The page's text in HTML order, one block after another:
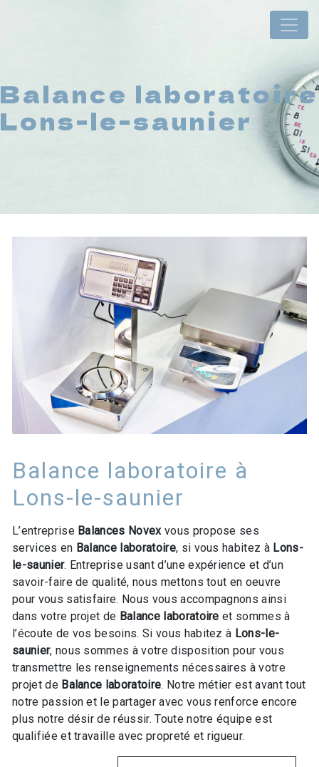
Balance laboratoire
Lons-le-saunier
Balance laboratoire à
Lons-le-saunier
L’entreprise Balances Novexvous propose ses
services en Balance laboratoire, si vous habitez à Lons-
le-saunier. Entreprise usant d’une expérience et d’un
savoir-faire de qualité, nous mettons tout en oeuvre
pour vous satisfaire. Nous vous accompagnons ainsi
dans votre projet de Balance laboratoire et sommes à
l’écoute de vos besoins. Si vous habitez à Lons-le-
saunier, nous sommes à votre disposition pour vous
transmettre les renseignements nécessaires à votre
projet de Balance laboratoire. Notre métier est avant tout
notre passion et le partager avec vous renforce encore
plus notre désir de réussir. Toute notre équipe est
qualifiée et travaille avec propreté et rigueur.